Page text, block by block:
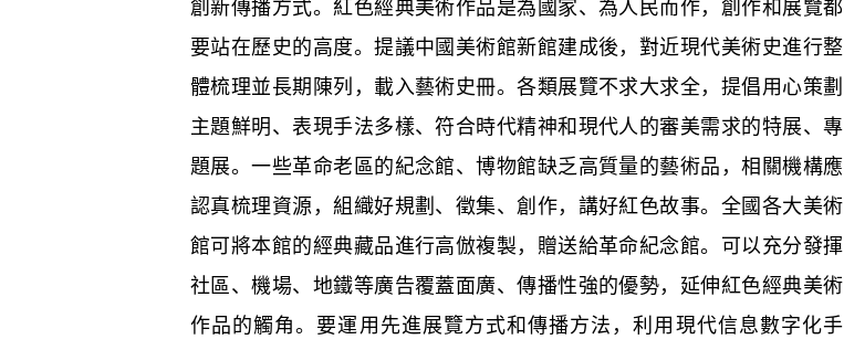
創新傳播方式。紅色經典美術作品是為國家、為人民而作，創作和展覽都
要站在歷史的高度。提議中國美術館新館建成後，對近現代美術史進行整
體梳理並長期陳列，載入藝術史冊。各類展覽不求大求全，提倡用心策劃
主題鮮明、表現手法多樣、符合時代精神和現代人的審美需求的特展、專
題展。一些革命老區的紀念館、博物館缺乏高質量的藝術品，相關機構應
認真梳理資源，組織好規劃、徵集、創作，講好紅色故事。全國各大美術
館可將本館的經典藏品進行高倣複製，贈送給革命紀念館。可以充分發揮
社區、機場、地鐵等廣告覆蓋面廣、傳播性強的優勢，延伸紅色經典美術
作品的觸角。要運用先進展覽方式和傳播方法，利用現代信息數字化手